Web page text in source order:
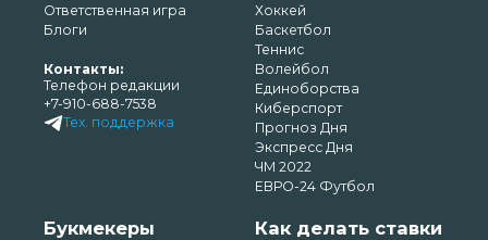
Ответственная игра
Блоги
Контакты:
Телефон редакции
+7-910-688-7538
Тех. поддержка
Хоккей
Баскетбол
Теннис
Волейбол
Единоборства
Киберспорт
Прогноз Дня
Экспресс Дня
ЧМ 2022
ЕВРО-24 Футбол
Букмекеры Как делать ставки